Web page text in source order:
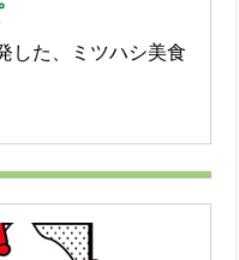
した、ミツハシ美食